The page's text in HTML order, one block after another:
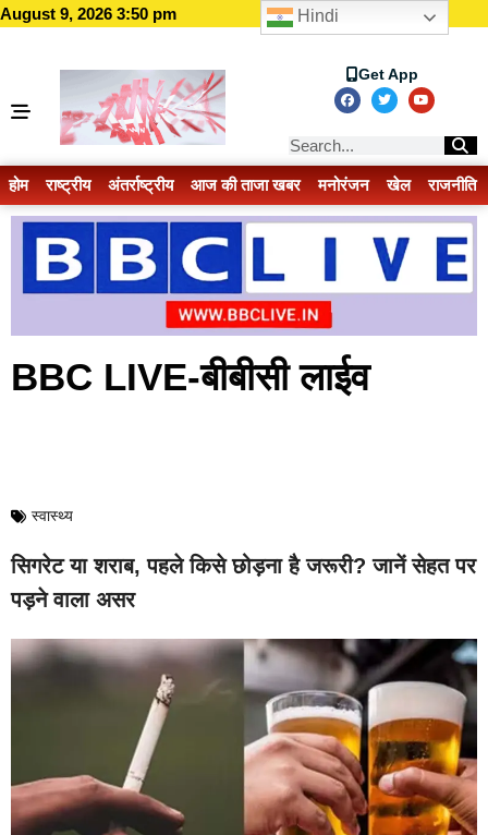
August 9, 2026 3:50 pm
Get App
होम राष्ट्रीय अंतर्राष्ट्रीय आज की ताजा खबर मनोरंजन खेल राजनीति
BBC LIVE-बीबीसी लाईव
स्वास्थ्य
सिगरेट या शराब, पहले किसे छोड़ना है जरूरी? जानें सेहत पर
पड़ने वाला असर
Hindi